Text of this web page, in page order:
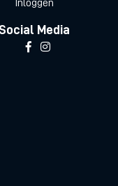
Inloggen
Social Media